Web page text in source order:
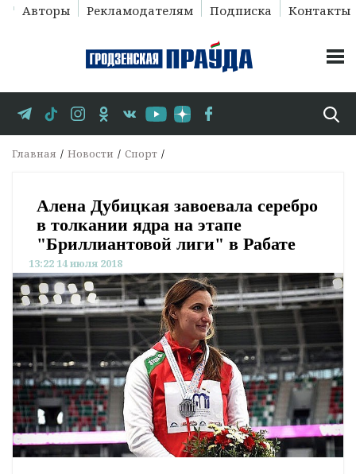
Авторы Рекламодателям Подписка Контакты
Главная Новости Спорт
Алена Дубицкая завоевала серебро
в толкании ядра на этапе
"Бриллиантовой лиги" в Рабате
13:22 14 июля 2018